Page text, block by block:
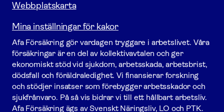
Webbplatskarta
Mina inställningar för kakor
Afa För­säkring gör vardagen tryggare i arbetslivet. Våra
försäk­ringar är en del av kollektivavtalen och ger
ekonomiskt stöd vid sjukdom, arbetsskada, arbetsbrist,
dödsfall och föräldraledighet. Vi finansierar forskning
och stödjer insatser som förebygger arbets­skador och
sjukfrånvaro. På så vis bidrar vi till ett hållbart arbetsliv.
Afa För­säkring ägs av Svenskt Näringsliv, LO och PTK.